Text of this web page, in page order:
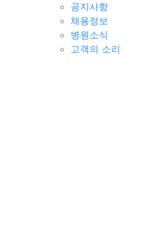
공지사항
채용정보
병원소식
고객의 소리